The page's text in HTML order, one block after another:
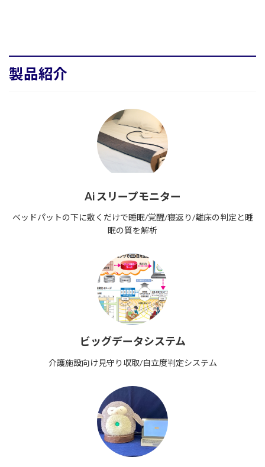
製品紹介
Ai スリープモニター
ベッドパットの下に敷くだけで睡眠/覚醒/寝返り/離床の判定と睡
眠の質を解析
ビッグデータシステム
介護施設向け見守り収取/自立度判定システム